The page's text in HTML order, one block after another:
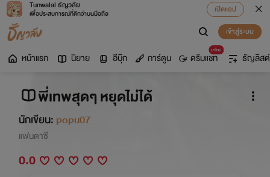
Tunwalai ธัญวลัย
เพื่อประสบการณ์ที่ดีกว่าบนมือถือ
เปิดแอป
เข้าสู่ระบบ
หน้าแรก นิยาย อีบุ๊ก การ์ตูน
มาใหม่
ดรีมแชท ธัญลิสต์
พี่เทพสุดๆ หยุดไม่ได้
นักเขียน: popu07
แฟนตาซี
0.0